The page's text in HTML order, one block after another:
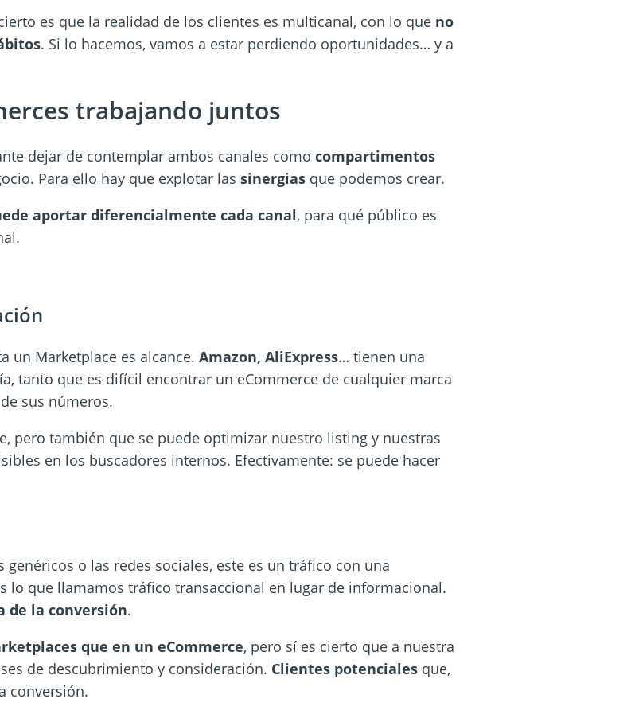
es que la realidad de los clientes es multicanal, con lo que no
. Si lo hacemos, vamos a estar perdiendo oportunidades… y a
trabajando juntos
dejar de contemplar ambos canales como compartimentos
Para ello hay que explotar las sinergias que podemos crear.
aportar diferencialmente cada canal, para qué público es
un Marketplace es alcance. Amazon, AliExpress… tienen una
tanto que es difícil encontrar un eCommerce de cualquier marca
sus números.
pero también que se puede optimizar nuestro listing y nuestras
en los buscadores internos. Efectivamente: se puede hacer
o las redes sociales, este es un tráfico con una
lo que llamamos tráfico transaccional en lugar de informacional.
de la conversión.
que en un eCommerce, pero sí es cierto que a nuestra
de descubrimiento y consideración. Clientes potenciales que,
conversión.